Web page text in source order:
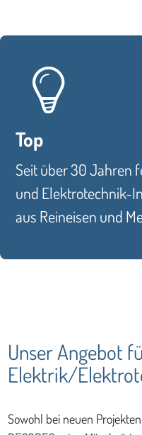
Top
Seit über 30 Jahren
und Elektrotechnik-
aus Reineisen und
Unser Angebot
Elektrik/
Sowohl bei neuen